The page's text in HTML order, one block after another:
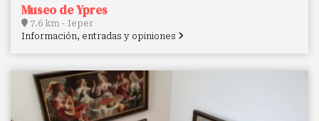
Museo de Ypres
7.6 km - Ieper
Información, entradas y opiniones